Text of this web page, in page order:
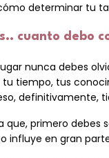
determinar tu
cuanto debo
nunca debes
tiempo, tus
definitivamente,
que, primero debes
influye en gran